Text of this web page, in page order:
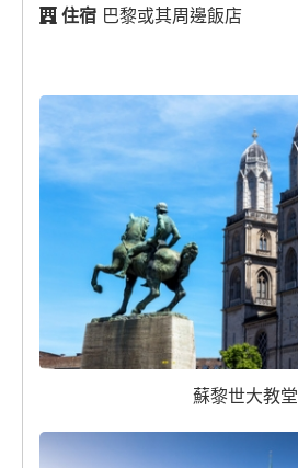
住宿 巴黎或其周邊飯店
蘇黎世大教堂